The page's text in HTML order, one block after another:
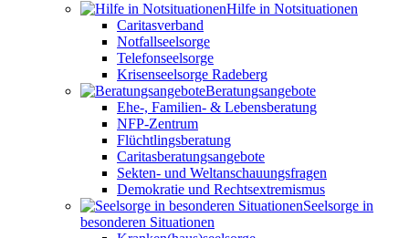
Hilfe in Notsituationen
Caritasverband
Notfallseelsorge
Telefonseelsorge
Krisenseelsorge Radeberg
Beratungsangebote
Ehe-, Familien- & Lebensberatung
NFP-Zentrum
Flüchtlingsberatung
Caritasberatungsangebote
Sekten- und Weltanschauungsfragen
Demokratie und Rechtsextremismus
Seelsorge in
besonderen Situationen